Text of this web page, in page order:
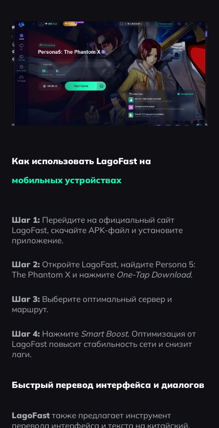
Как использовать LagoFast на
мобильных устройствах
Шаг 1: Перейдите на официальный сайт
LagoFast, скачайте APK-файл и установите
приложение.
Шаг 2: Откройте LagoFast, найдите Persona 5:
The Phantom X и нажмите One-Tap Download.
Шаг 3: Выберите оптимальный сервер и
маршрут.
Шаг 4: Нажмите Smart Boost. Оптимизация от
LagoFast повысит стабильность сети и снизит
лаги.
Быстрый перевод интерфейса и диалогов
LagoFast также предлагает инструмент
перевода интерфейса и текста на китайский,